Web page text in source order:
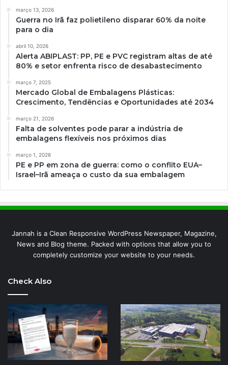
março 13, 2026
Guerra no Irã faz polietileno disparar 60% da noite
para o dia
abril 10, 2026
Alerta ABIPLAST: PP, PE e PVC registram altas de até
80% e setor enfrenta risco de desabastecimento
março 7, 2025
Mercado Global de Embalagens Plásticas:
Crescimento, Tendências e Oportunidades até 2034
março 21, 2026
Falta de solventes pode parar a indústria de
embalagens flexíveis nos próximos dias
março 1, 2026
PE e PP em zona de guerra: como o conflito EUA–
Israel–Irã ameaça o custo da sua embalagem
Jannah is a Clean Responsive WordPress Newspaper, Magazine,
News and Blog theme. Packed with options that allow you to
completely customize your website to your needs.
Check Also